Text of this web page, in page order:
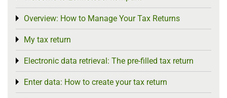
Overview: How to Manage Your Tax Returns
Toggle menu
My tax return
Toggle menu
Electronic data retrieval: The pre-filled tax return
Toggle menu
Enter data: How to create your tax return
Toggle menu